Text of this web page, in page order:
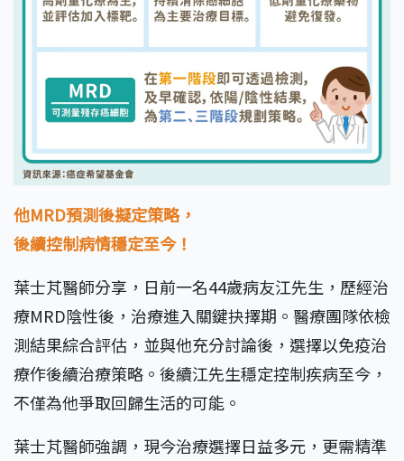
他MRD預測後擬定策略，
後續控制病情穩定至今！
葉士芃醫師分享，日前一名44歲病友江先生，歷經治
療MRD陰性後，治療進入關鍵抉擇期。醫療團隊依檢
測結果綜合評估，並與他充分討論後，選擇以免疫治
療作後續治療策略。後續江先生穩定控制疾病至今，
不僅為他爭取回歸生活的可能。
葉士芃醫師強調，現今治療選擇日益多元，更需精準